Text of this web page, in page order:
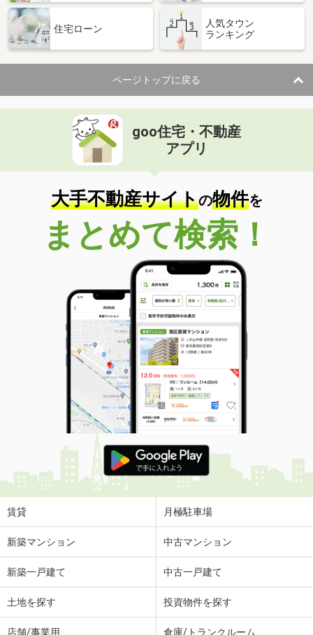
住宅ローン
人気タウン
ランキング
ページトップに戻る
goo住宅・不動産
アプリ
大手不動産サイトの物件を
まとめて検索！
賃貸 月極駐車場
新築マンション 中古マンション
新築一戸建て 中古一戸建て
土地を探す 投資物件を探す
店舗/事業用 倉庫/トランクルーム